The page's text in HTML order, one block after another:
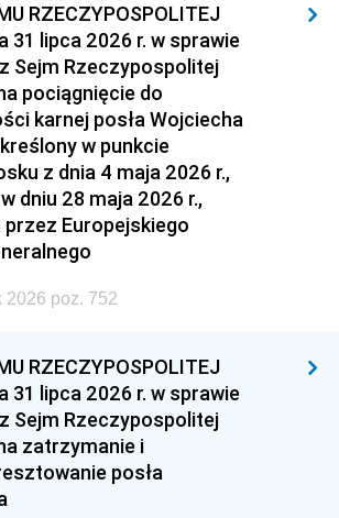
RZECZYPOSPOLITEJ
31 lipca 2026 r. w sprawie
Sejm Rzeczypospolitej
pociągnięcie do
karnej posła Wojciecha
w punkcie
z dnia 4 maja 2026 r.,
dniu 28 maja 2026 r.,
Europejskiego
2026 poz. 752
RZECZYPOSPOLITEJ
31 lipca 2026 r. w sprawie
Sejm Rzeczypospolitej
zatrzymanie i
posła